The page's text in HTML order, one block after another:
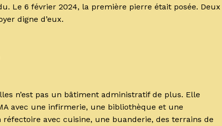
Le 6 février 2024, la première pierre était posée. Deux
digne d’eux.
n’est pas un bâtiment administratif de plus. Elle
avec une infirmerie, une bibliothèque et une
avec cuisine, une buanderie, des terrains de